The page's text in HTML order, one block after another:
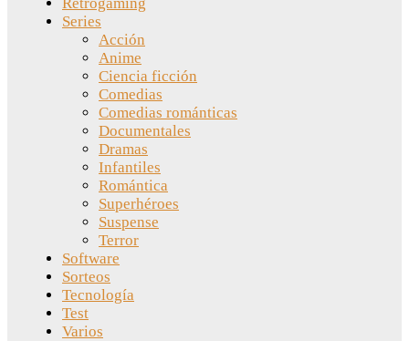
Series
Acción
Anime
Ciencia ficción
Comedias
Comedias románticas
Documentales
Dramas
Infantiles
Romántica
Superhéroes
Suspense
Terror
Software
Sorteos
Tecnología
Test
Varios